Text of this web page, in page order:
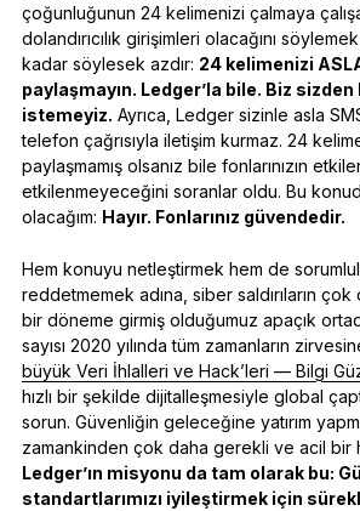
çoğunluğunun 24 kelimenizi çalmaya
dolandırıcılık girişimleri olacağını
kadar söylesek azdır: 24 kelimenizi
paylaşmayın. Ledger’la bile. Biz
istemeyiz. Ayrıca, Ledger sizinle asla
telefon çağrısıyla iletişim kurmaz. 24
paylaşmamış olsanız bile fonlarınızın
etkilenmeyeceğini soranlar oldu. Bu
olacağım: Hayır. Fonlarınız güvendedir.
Hem konuyu netleştirmek hem de
reddetmemek adına, siber saldırıların çok
bir döneme girmiş olduğumuz apaçık
sayısı 2020 yılında tüm zamanların
büyük Veri İhlalleri ve Hack’leri — Bilgi
hızlı bir şekilde dijitalleşmesiyle global
sorun. Güvenliğin geleceğine yatırım
zamankinden çok daha gerekli ve acil bir
Ledger’ın misyonu da tam olarak bu:
standartlarımızı iyileştirmek için